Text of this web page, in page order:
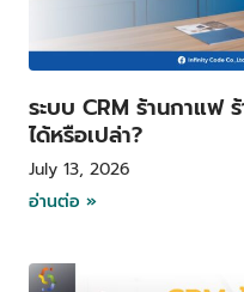
ระบบ CRM ร้านกาแฟ
ได้หรือเปล่า?
July 13, 2026
อ่านต่อ »